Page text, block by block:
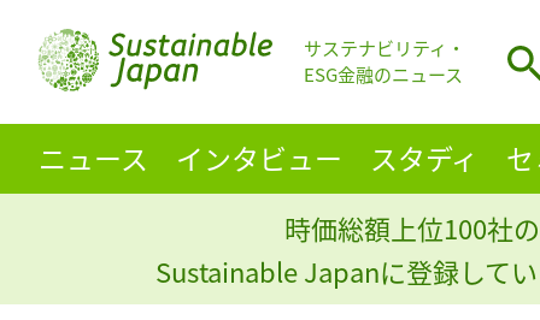
サステナビリティ・
ESG金融のニュース
ニュース インタビュー スタディ
時価総額上位100社
Sustainable Japanに登録して